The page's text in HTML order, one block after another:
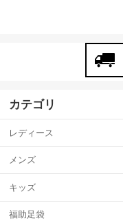
カテゴリ
レディース
メンズ
キッズ
福助足袋